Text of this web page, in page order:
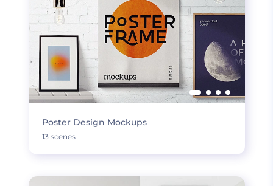
Poster Design Mockups
13 scenes